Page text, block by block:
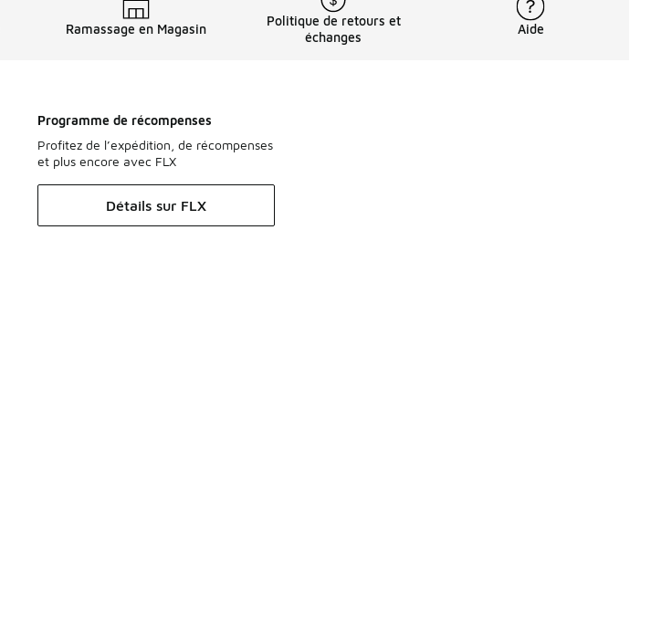
Ramassage en Magasin
Politique de retours et
échanges
Aide
Programme de récompenses
Profitez de l’expédition, de récompenses
et plus encore avec FLX
Détails sur FLX